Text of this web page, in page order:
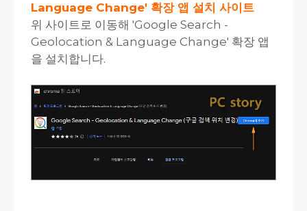
Language Change' 확장 앱 설치 사이트
위 사이트로 이동해 'Google Search -
Geolocation & Language Change' 확장 앱
을 설치합니다.